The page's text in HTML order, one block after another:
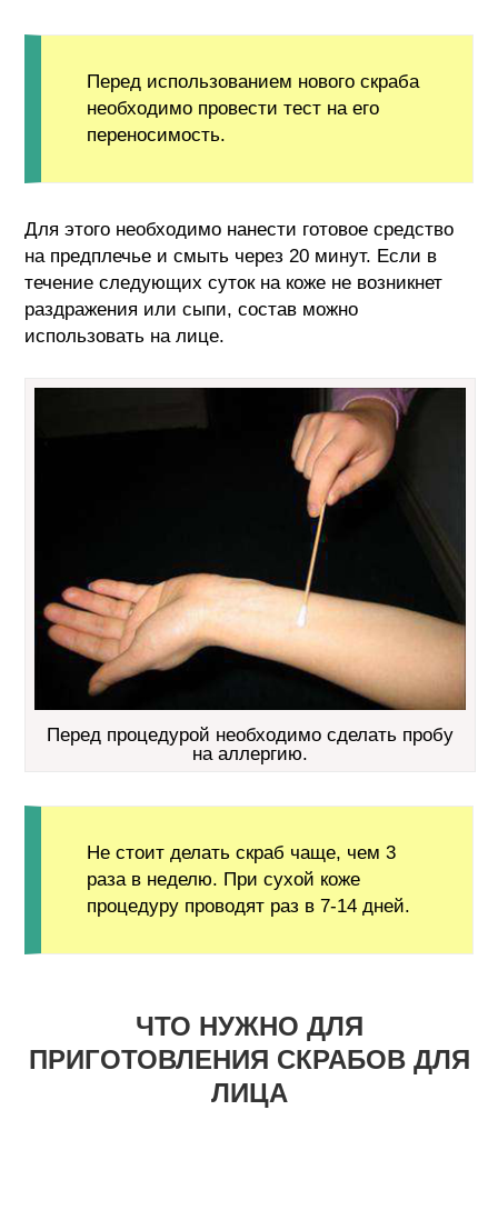
Перед использованием нового скраба
необходимо провести тест на его
переносимость.
Для этого необходимо нанести готовое средство
на предплечье и смыть через 20 минут. Если в
течение следующих суток на коже не возникнет
раздражения или сыпи, состав можно
использовать на лице.
Перед процедурой необходимо сделать пробу
на аллергию.
Не стоит делать скраб чаще, чем 3
раза в неделю. При сухой коже
процедуру проводят раз в 7-14 дней.
ЧТО НУЖНО ДЛЯ
ПРИГОТОВЛЕНИЯ СКРАБОВ ДЛЯ
ЛИЦА